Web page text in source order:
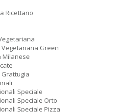
Ricettario
Vegetariana Green
Milanese
Grattugia
Speciale
Speciale Orto
Speciale Pizza